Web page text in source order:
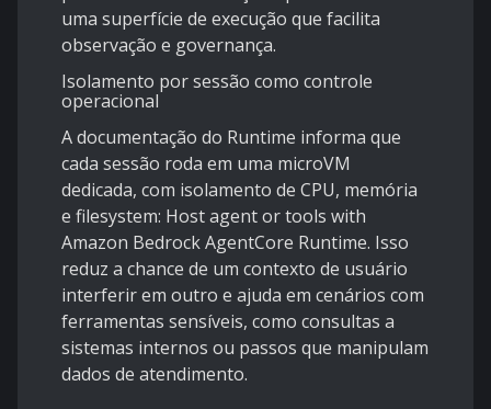
uma superfície de execução que facilita
observação e governança.
Isolamento por sessão como controle
operacional
A documentação do Runtime informa que
cada sessão roda em uma microVM
dedicada, com isolamento de CPU, memória
e filesystem: Host agent or tools with
Amazon Bedrock AgentCore Runtime. Isso
reduz a chance de um contexto de usuário
interferir em outro e ajuda em cenários com
ferramentas sensíveis, como consultas a
sistemas internos ou passos que manipulam
dados de atendimento.